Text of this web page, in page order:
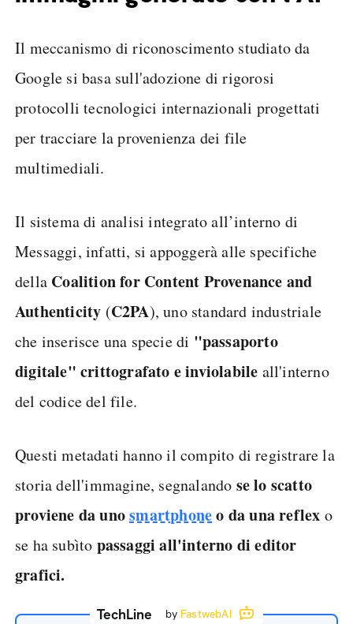
Il meccanismo di riconoscimento studiato da
Google si basa sull'adozione di rigorosi
protocolli tecnologici internazionali progettati
per tracciare la provenienza dei file
multimediali.
Il sistema di analisi integrato all’interno di
Messaggi, infatti, si appoggerà alle specifiche
della Coalition for Content Provenance and
Authenticity (C2PA), uno standard industriale
che inserisce una specie di "passaporto
digitale" crittografato e inviolabile all'interno
del codice del file.
Questi metadati hanno il compito di registrare la
storia dell'immagine, segnalando se lo scatto
proviene da unosmartphoneo da una reflex o
se ha subìto passaggi all'interno di editor
grafici.
TechLine by FastwebAI